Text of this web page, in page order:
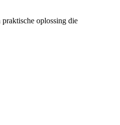
oplossing die